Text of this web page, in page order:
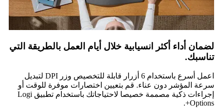
لضمان أداء أكثر انسيابية خلال أيام العمل بالطريقة التي
تناسبك.
اعمل أسرع باستخدام 6 أزرار قابلة للتخصيص وزر DPI لتبديل
سرعة المؤشر دون عناء. قم بتعيين اختصارات موفرة للوقت أو
إجراءات ذكية مصممة خصيصا لاحتياجاتك باستخدام تطبيق Logi
Options+.